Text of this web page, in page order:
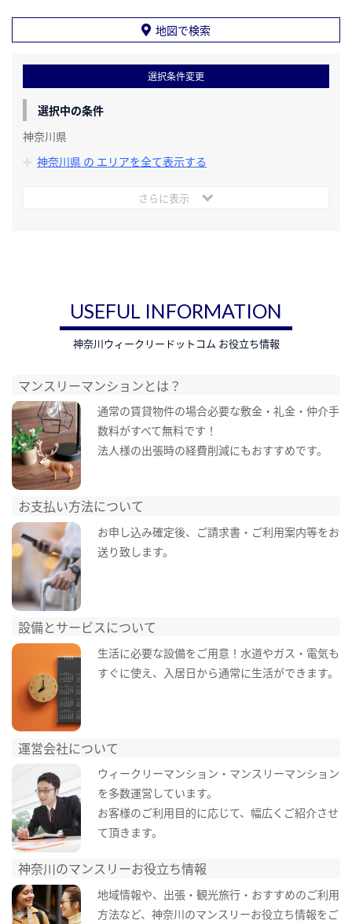
地図で検索
選択条件変更
選択中の条件
神奈川県
神奈川県 の エリアを全て表示する
さらに表示
USEFUL INFORMATION
神奈川ウィークリードットコム お役立ち情報
マンスリーマンションとは？
通常の賃貸物件の場合必要な敷金・礼金・仲介手
数料がすべて無料です！
法人様の出張時の経費削減にもおすすめです。
お支払い方法について
お申し込み確定後、ご請求書・ご利用案内等をお
送り致します。
設備とサービスについて
生活に必要な設備をご用意！水道やガス・電気も
すぐに使え、入居日から通常に生活ができます。
運営会社について
ウィークリーマンション・マンスリーマンション
を多数運営しています。
お客様のご利用目的に応じて、幅広くご紹介させ
て頂きます。
神奈川のマンスリーお役立ち情報
地域情報や、出張・観光旅行・おすすめのご利用
方法など、神奈川のマンスリーお役立ち情報をご